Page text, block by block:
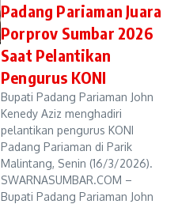
Padang Pariaman Juara
Porprov Sumbar 2026
Saat Pelantikan
Pengurus KONI
Bupati Padang Pariaman John
Kenedy Aziz menghadiri
pelantikan pengurus KONI
Padang Pariaman di Parik
Malintang, Senin (16/3/2026).
SWARNASUMBAR.COM –
Bupati Padang Pariaman John